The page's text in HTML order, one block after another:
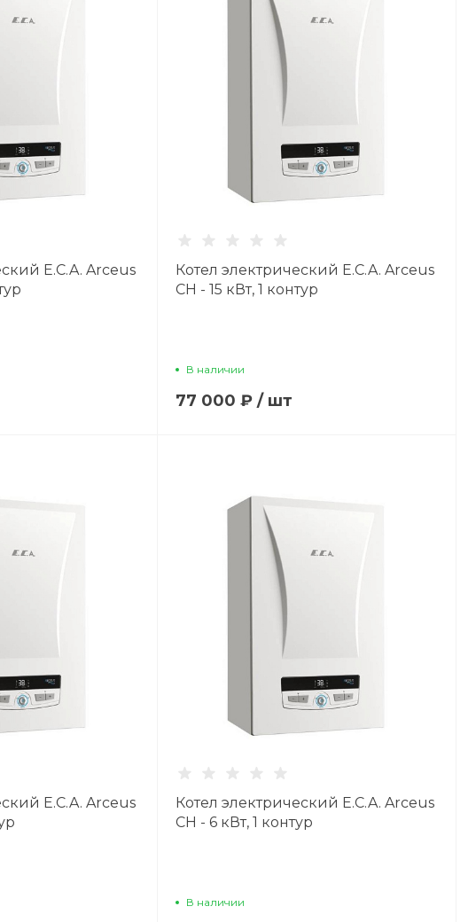
E.C.A. Arceus
Котел электрический E.C.A. Arceus
CH - 15 кВт, 1 контур
В наличии
77 000 ₽/ шт
E.C.A. Arceus
Котел электрический E.C.A. Arceus
CH - 6 кВт, 1 контур
В наличии